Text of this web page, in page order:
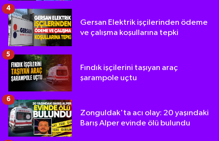
Gersan Elektrik işçilerinden ödeme
ve çalışma koşullarına tepki
4
Fındık işçilerini taşıyan araç
şarampole uçtu
5
Zonguldak'ta acı olay: 20 yaşındaki
Barış Alper evinde ölü bulundu
6